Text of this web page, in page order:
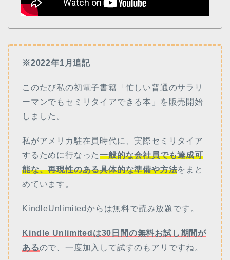
※2022年1月追記
このたび私の初電子書籍「忙しい普通のサラリ
ーマンでもセミリタイアできる本」を販売開始
しました。
私がアメリカ駐在員時代に、実際セミリタイア
するために行なった一般的な会社員でも達成可
能な、再現性のある具体的な準備や方法をまと
めています。
KindleUnlimitedからは無料で読み放題です。
Kindle Unlimitedは30日間の無料お試し期間が
あるので、一度加入して試すのもアリですね。